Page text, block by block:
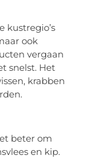
kustregio’s
ook
vergaan
snelst. Het
krabben
beter om
en kip.